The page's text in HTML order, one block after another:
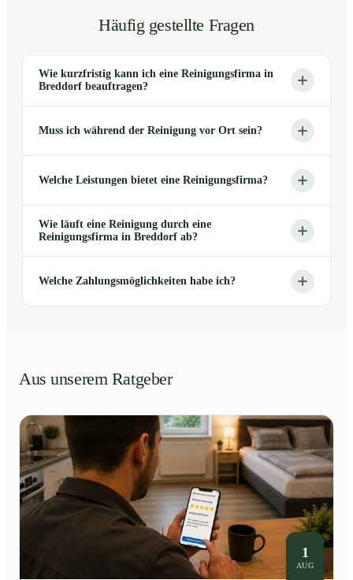
Häufig gestellte Fragen
Wie kurzfristig kann ich eine Reinigungsfirma in
Breddorf beauftragen?
Muss ich während der Reinigung vor Ort sein?
Welche Leistungen bietet eine Reinigungsfirma?
Wie läuft eine Reinigung durch eine
Reinigungsfirma in Breddorf ab?
Welche Zahlungsmöglichkeiten habe ich?
Aus unserem Ratgeber
1
AUG